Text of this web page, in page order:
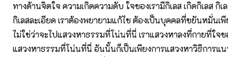
ทางด้านจิตใจ ความเกิดความดับ ใจของเรามีกิเลส เกิดกิเลส กิ
กิเลสละเอียด เราต้องพยายามแก้ไข ต้องเป็นบุคคลที่ขยันหมั่นเ
ไม่ใช่ว่าจะไปแสวงหาธรรมที่โน่นที่นี่ เราแสวงหาลงที่กายที่ใจข
แสวงหาธรรมที่โน่นที่นี่ อันนั้นก็เป็นเพียงการแสวงหาวิธีการแน